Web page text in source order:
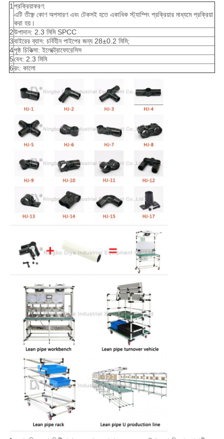
1প্রক্রিয়াকরণ:
এটি তীক্ষ্ণ কোণ অপসারণ এবং টেকসই হতে একাধিক স্ট্যাম্পিং প্রক্রিয়ার মাধ্যমে প্রক্রিয়া
করা হয়।
2উপাদান: 2.3 মিমি SPCC
3বাইরের ব্যাস: চর্বিহীন পাইপের জন্য 28±0.2 মিমি;
4পৃষ্ঠ চিকিত্সা: ইলেক্ট্রোফোরেসিস
5বেধ: 2.3 মিমি
6রং: কালো